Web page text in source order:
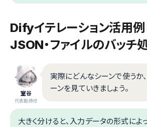
Difyイテレーション活用例
JSON・ファイルのバッチ
室谷
代表取締役
実際にどんなシーンで使うか
ーンを見ていきましょう。
大きく分けると、入力データの形式によ